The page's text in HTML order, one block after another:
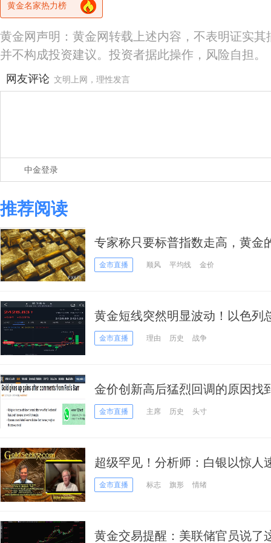
黄金名家热力榜
黄金网声明：黄金网转载上述内容，不表明证实
并不构成投资建议。投资者据此操作，风险自担。
网友评论 文明上网，理性发言
中金登录
推荐阅读
专家称只要标普指数走高，黄金
金市直播 顺风 平均线 金价
黄金短线突然明显波动！以色列
捕令 黄金多空瞄准这些水平
金市直播 理由 历史 战争
金价创新高后猛烈回调的原因找
短暂 金价如何走？
金市直播 主席 历史 头寸
超级罕见！分析师：白银以惊人
号”证明贵金属牛市尚未结束
金市直播 标志 旗形 情绪
黄金交易提醒：美联储官员说了